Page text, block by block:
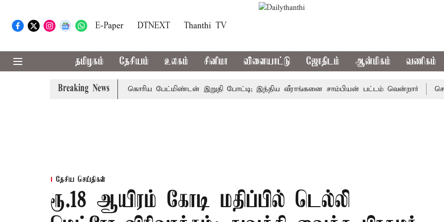
E-Paper DTNEXT Thanthi TV
தமிழகம் தேசியம் உலகம் சினிமா விளையாட்டு ஜோதிடம் ஆன்மிகம் வணிகம்
Breaking News
மழை பெய்ய வாய்ப்பு கொரிய பேட்மிண்டன் இறுதி போட்டி; இந்திய வீராங்கனை சாம்பியன் பட்டம் வென்றார்
தேசிய செய்திகள்
ரூ.18 ஆயிரம் கோடி மதிப்பில் டெல்லி